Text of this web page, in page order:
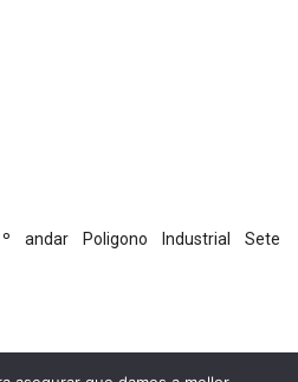
andar Poligono Industrial Sete